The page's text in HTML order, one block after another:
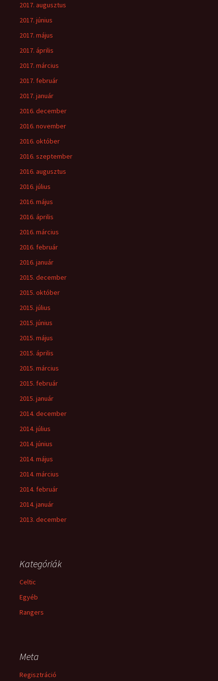
2017. augusztus
2017. június
2017. május
2017. április
2017. március
2017. február
2017. január
2016. december
2016. november
2016. október
2016. szeptember
2016. augusztus
2016. július
2016. május
2016. április
2016. március
2016. február
2016. január
2015. december
2015. október
2015. július
2015. június
2015. május
2015. április
2015. március
2015. február
2015. január
2014. december
2014. július
2014. június
2014. május
2014. március
2014. február
2014. január
2013. december
Kategóriák
Celtic
Egyéb
Rangers
Meta
Regisztráció